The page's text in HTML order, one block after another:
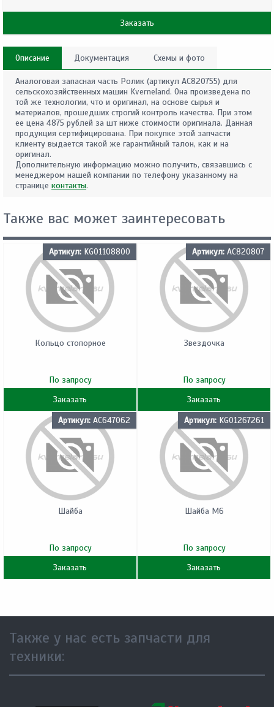
Заказать
Описание Документация Схемы и фото
Аналоговая запасная часть Ролик (артикул AC820755) для
сельскохозяйственных машин Kverneland. Она произведена по
той же технологии, что и оригинал, на основе сырья и
материалов, прошедших строгий контроль качества. При этом
ее цена 4875 рублей за шт ниже стоимости оригинала. Данная
продукция сертифицирована. При покупке этой запчасти
клиенту выдается такой же гарантийный талон, как и на
оригинал.
Дополнительную информацию можно получить, связавшись с
менеджером нашей компании по телефону указанному на
странице контакты.
Также вас может заинтересовать
Артикул: KG01108800
Кольцо стопорное
По запросу
Заказать
Артикул: AC820807
Звездочка
По запросу
Заказать
Артикул: AC647062
Шайба
По запросу
Заказать
Артикул: KG01267261
Шайба M6
По запросу
Заказать
Также у нас есть запчасти для
техники: